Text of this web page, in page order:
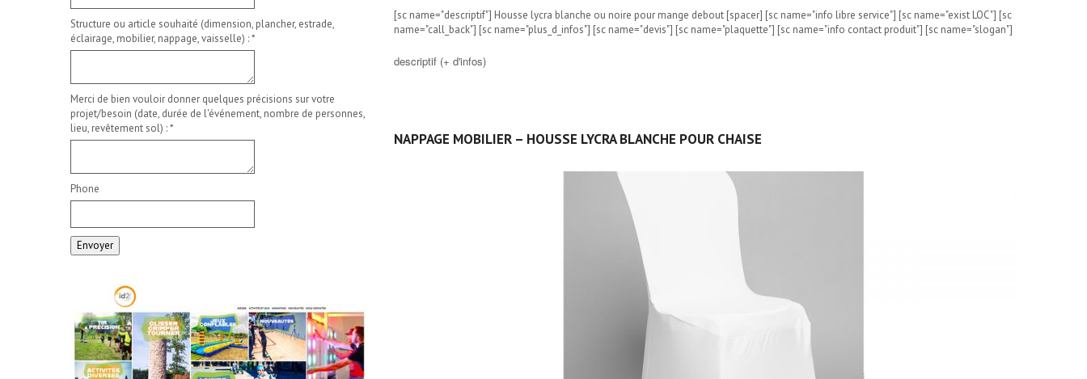
[sc name="descriptif"] Housse lycra blanche ou noire pour mange debout [spacer] [sc name="info libre service"] [sc name="exist LOC"] [sc
name="call_back"] [sc name="plus_d_infos"] [sc name="devis"] [sc name="plaquette"] [sc name="info contact produit"] [sc name="slogan"]
descriptif (+ d'infos)
NAPPAGE MOBILIER – HOUSSE LYCRA BLANCHE POUR CHAISE
Structure ou article souhaité (dimension, plancher, estrade,
éclairage, mobilier, nappage, vaisselle) :*
Merci de bien vouloir donner quelques précisions sur votre
projet/besoin (date, durée de l'événement, nombre de personnes,
lieu, revêtement sol) :*
Phone
Envoyer